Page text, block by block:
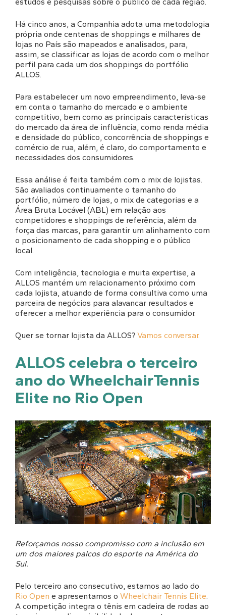
Há cinco anos, a Companhia adota uma metodologia
própria onde centenas de shoppings e milhares de
lojas no País são mapeados e analisados, para,
assim, se classificar as lojas de acordo com o melhor
perfil para cada um dos shoppings do portfólio
ALLOS.
Para estabelecer um novo empreendimento, leva-se
em conta o tamanho do mercado e o ambiente
competitivo, bem como as principais características
do mercado da área de influência, como renda média
e densidade do público, concorrência de shoppings e
comércio de rua, além, é claro, do comportamento e
necessidades dos consumidores.
Essa análise é feita também com o mix de lojistas.
São avaliados continuamente o tamanho do
portfólio, número de lojas, o mix de categorias e a
Área Bruta Locável (ABL) em relação aos
competidores e shoppings de referência, além da
força das marcas, para garantir um alinhamento com
o posicionamento de cada shopping e o público
local.
Com inteligência, tecnologia e muita expertise, a
ALLOS mantém um relacionamento próximo com
cada lojista, atuando de forma consultiva como uma
parceira de negócios para alavancar resultados e
oferecer a melhor experiência para o consumidor.
Quer se tornar lojista da ALLOS? Vamos conversar.
ALLOS celebra o terceiro
ano do WheelchairTennis
Elite no Rio Open
Reforçamos nosso compromisso com a inclusão em
um dos maiores palcos do esporte na América do
Sul.
Pelo terceiro ano consecutivo, estamos ao lado do
Rio Open e apresentamos o Wheelchair Tennis Elite.
A competição integra o tênis em cadeira de rodas ao